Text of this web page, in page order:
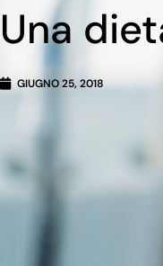
Una
GIUGNO 25, 2018